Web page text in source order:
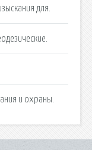
для.
и охраны.